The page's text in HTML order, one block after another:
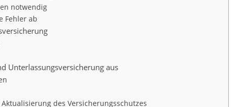
notwendig
Fehler ab
Unterlassungsversicherung aus
des Versicherungsschutzes